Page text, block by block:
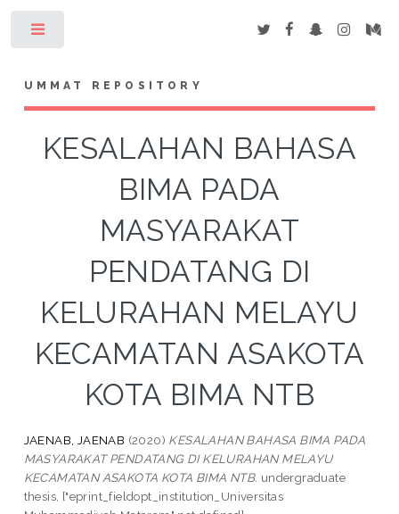
UMMAT REPOSITORY
KESALAHAN BAHASA
BIMA PADA
MASYARAKAT
PENDATANG DI
KELURAHAN MELAYU
KECAMATAN ASAKOTA
KOTA BIMA NTB
JAENAB, JAENAB (2020) KESALAHAN BAHASA BIMA PADA
MASYARAKAT PENDATANG DI KELURAHAN MELAYU
KECAMATAN ASAKOTA KOTA BIMA NTB. undergraduate
thesis, ["eprint_fieldopt_institution_Universitas